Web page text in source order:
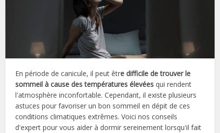
En période de canicule, il peut être difficile de trouver le
sommeil à cause des températures élevées qui rendent
l'atmosphère inconfortable. Cependant, il existe plusieurs
astuces pour favoriser un bon sommeil en dépit de ces
conditions climatiques extrêmes. Voici nos conseils
d'expert pour vous aider à dormir sereinement lorsqu'il fait